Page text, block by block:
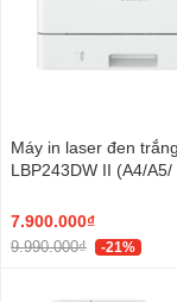
Máy in laser đen
LBP243DW II (A4/A5/
7.900.000₫
9.990.000₫ -21%